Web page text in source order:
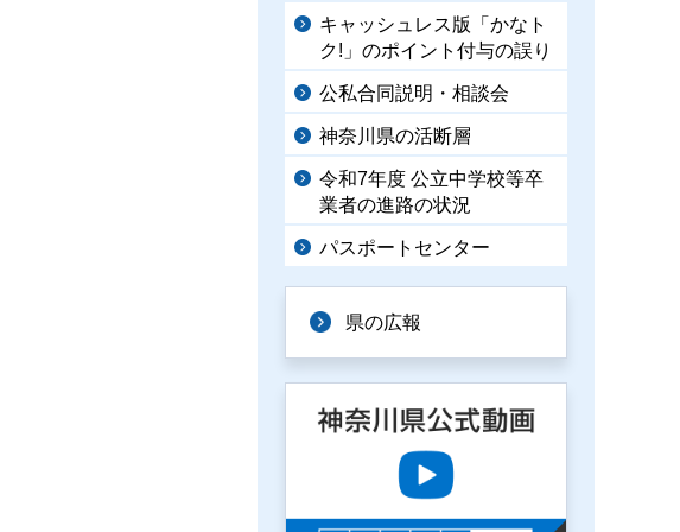
キャッシュレス版「かなト
ク!」のポイント付与の誤り
公私合同説明・相談会
神奈川県の活断層
令和7年度 公立中学校等卒
業者の進路の状況
パスポートセンター
県の広報